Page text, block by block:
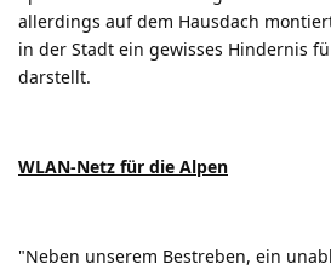
allerdings auf dem Hausdach
in der Stadt ein gewisses Hindernis
darstellt.
WLAN-Netz für die Alpen
"Neben unserem Bestreben, ein